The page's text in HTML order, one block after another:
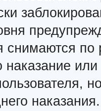
снимаются
наказание
наказания.